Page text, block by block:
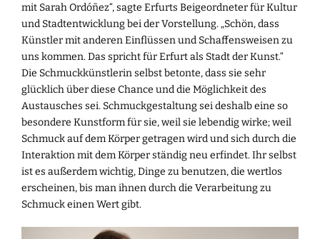
mit Sarah Ordóñez“, sagte Erfurts Beigeordneter für Kultur
und Stadtentwicklung bei der Vorstellung. „Schön, dass
Künstler mit anderen Einflüssen und Schaffensweisen zu
uns kommen. Das spricht für Erfurt als Stadt der Kunst.“
Die Schmuckkünstlerin selbst betonte, dass sie sehr
glücklich über diese Chance und die Möglichkeit des
Austausches sei. Schmuckgestaltung sei deshalb eine so
besondere Kunstform für sie, weil sie lebendig wirke; weil
Schmuck auf dem Körper getragen wird und sich durch die
Interaktion mit dem Körper ständig neu erfindet. Ihr selbst
ist es außerdem wichtig, Dinge zu benutzen, die wertlos
erscheinen, bis man ihnen durch die Verarbeitung zu
Schmuck einen Wert gibt.